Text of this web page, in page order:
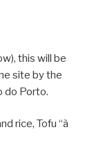
this will be
site by the
do Porto.
rice, Tofu “à